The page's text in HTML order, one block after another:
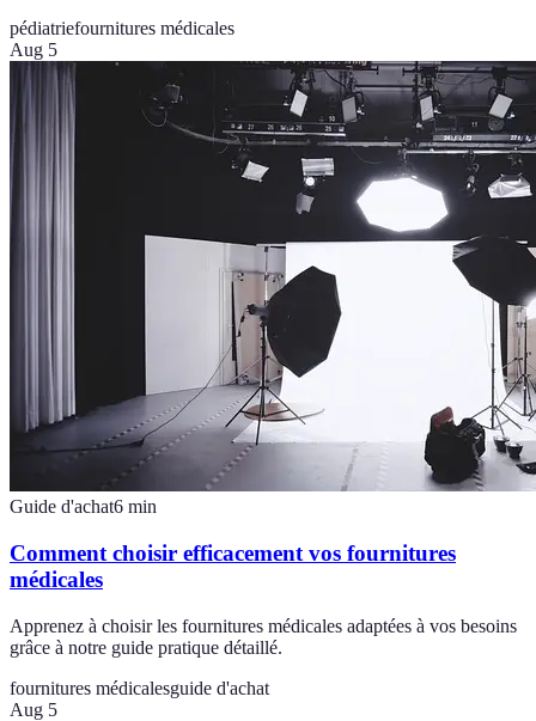
pédiatriefournitures médicales
Aug 5
Guide d'achat6 min
Comment choisir efficacement vos fournitures
médicales
Apprenez à choisir les fournitures médicales adaptées à vos besoins
grâce à notre guide pratique détaillé.
fournitures médicalesguide d'achat
Aug 5